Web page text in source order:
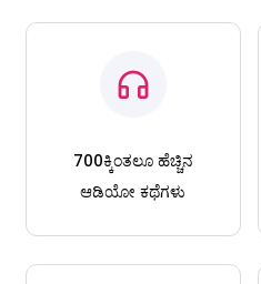
700ಕ್ಕಿಂತಲೂ ಹೆಚ್ಚಿನ
ಆಡಿಯೋ ಕಥೆಗಳು